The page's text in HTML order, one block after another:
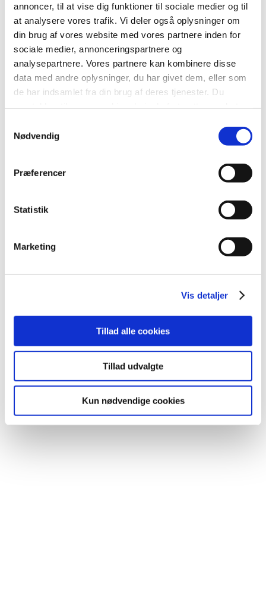
annoncer, til at vise dig funktioner til sociale medier og til
at analysere vores trafik. Vi deler også oplysninger om
din brug af vores website med vores partnere inden for
sociale medier, annonceringspartnere og
analysepartnere. Vores partnere kan kombinere disse
data med andre oplysninger, du har givet dem, eller som
de har indsamlet fra din brug af deres tjenester. Du
Nødvendig
Præferencer
Statistik
Marketing
Vis detaljer
Tillad alle cookies
Tillad udvalgte
Kun nødvendige cookies